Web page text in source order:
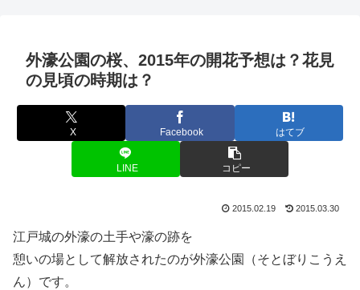
外濠公園の桜、2015年の開花予想は？花見
の見頃の時期は？
X Facebook はてブ
LINE コピー
2015.02.19 2015.03.30
江戸城の外濠の土手や濠の跡を
憩いの場として解放されたのが外濠公園（そとぼりこうえ
ん）です。